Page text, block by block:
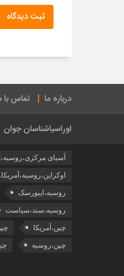
ثبت دیدگاه
درباره ما تماس با
اوراسیاشناسان جوان
آسیای
روسیه،ایبورسک
روسیه،سند،سیاست
چین،آمریکا
چین،روسیه